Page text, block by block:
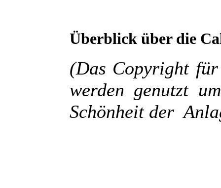
Überblick über die
(Das Copyright
werden genutzt
Schönheit der